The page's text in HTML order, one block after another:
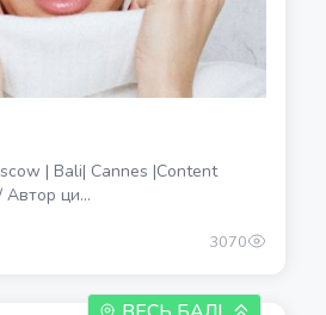
| Bali| Cannes |Content
ци...
3070